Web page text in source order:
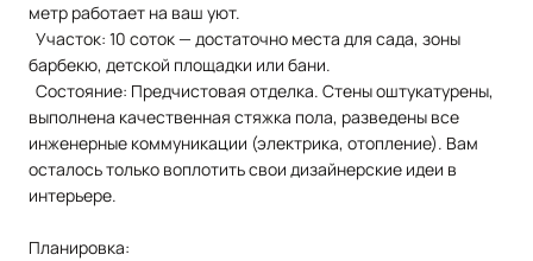
метр работает на ваш уют.
Участок: 10 соток — достаточно места для сада, зоны
барбекю, детской площадки или бани.
Состояние: Предчистовая отделка. Стены оштукатурены,
выполнена качественная стяжка пола, разведены все
инженерные коммуникации (электрика, отопление). Вам
осталось только воплотить свои дизайнерские идеи в
интерьере.
Планировка: